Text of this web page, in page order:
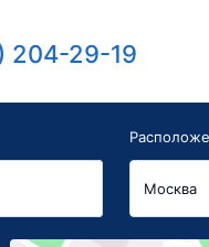
204-29-19
Москва